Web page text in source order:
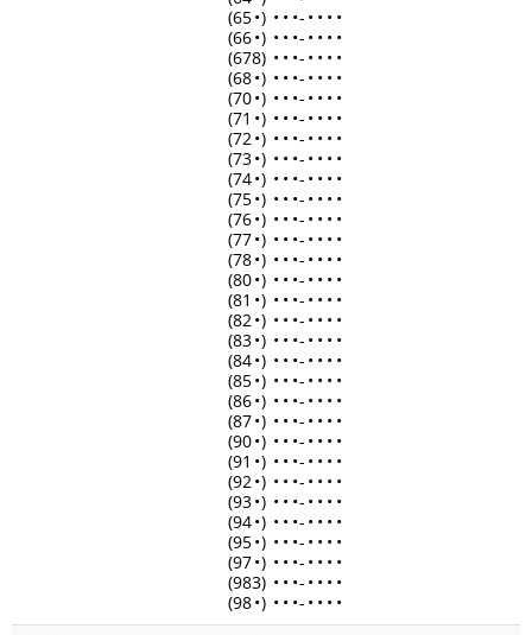
(65•) • • •- • • • •
(66•) • • •- • • • •
(678) • • •- • • • •
(68•) • • •- • • • •
(70•) • • •- • • • •
(71 •) • • •- • • • •
(72•) • • •- • • • •
(73•) • • •- • • • •
(74•) • • •- • • • •
(75•) • • •- • • • •
(76•) • • •- • • • •
(77•) • • •- • • • •
(78•) • • •- • • • •
(80•) • • •- • • • •
(81 •) • • •- • • • •
(82•) • • •- • • • •
(83•) • • •- • • • •
(84•) • • •- • • • •
(85•) • • •- • • • •
(86•) • • •- • • • •
(87•) • • •- • • • •
(90•) • • •- • • • •
(91 •) • • •- • • • •
(92•) • • •- • • • •
(93•) • • •- • • • •
(94•) • • •- • • • •
(95•) • • •- • • • •
(97•) • • •- • • • •
(983) • • •- • • • •
(98•) • • •- • • • •